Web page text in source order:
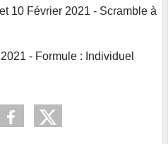
10 Février 2021 - Scramble à
- Formule : Individuel